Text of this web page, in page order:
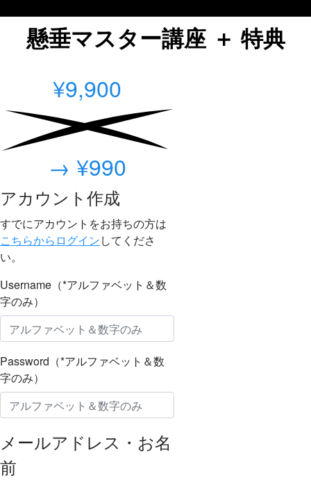
懸垂マスター講座 ＋ 特典
¥9,900
→ ¥990
アカウント作成
すでにアカウントをお持ちの方は
こちらからログインしてくださ
い。
Username（*アルファベット＆数
字のみ）
Password（*アルファベット＆数
字のみ）
メールアドレス・お名
前